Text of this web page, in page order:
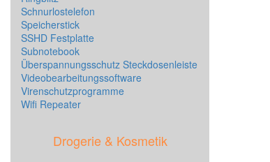
Schnurlostelefon
Speicherstick
SSHD Festplatte
Subnotebook
Überspannungsschutz Steckdosenleiste
Videobearbeitungssoftware
Virenschutzprogramme
Wifi Repeater
Drogerie & Kosmetik